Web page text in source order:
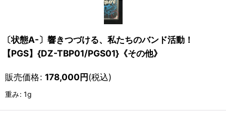
〔状態A-〕響きつづける、私たちのバンド活動！
【PGS】{DZ-TBP01/PGS01}《その他》
販売価格: 178,000円(税込)
重み: 1g